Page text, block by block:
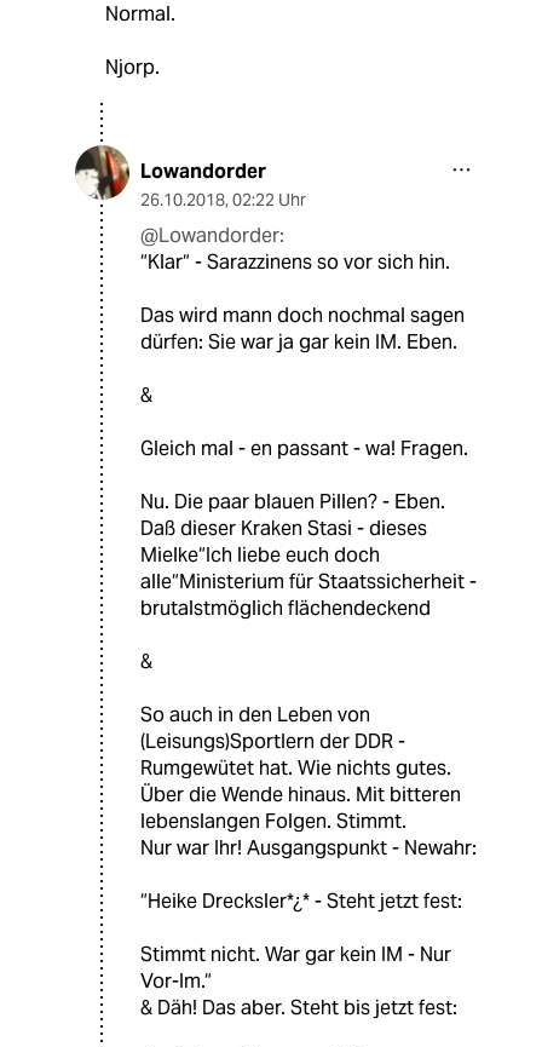
Normal.
Njorp.
Lowandorder
26.10.2018, 02:22 Uhr
@Lowandorder:
“Klar“ - Sarazzinens so vor sich hin.
Das wird mann doch nochmal sagen
dürfen: Sie war ja gar kein IM. Eben.
&
Gleich mal - en passant - wa! Fragen.
Nu. Die paar blauen Pillen? - Eben.
Daß dieser Kraken Stasi - dieses
Mielke“Ich liebe euch doch
alle“Ministerium für Staatssicherheit -
brutalstmöglich flächendeckend
&
So auch in den Leben von
(Leisungs)Sportlern der DDR -
Rumgewütet hat. Wie nichts gutes.
Über die Wende hinaus. Mit bitteren
lebenslangen Folgen. Stimmt.
Nur war Ihr! Ausgangspunkt - Newahr:
“Heike Drecksler*¿* - Steht jetzt fest:
Stimmt nicht. War gar kein IM - Nur
Vor-Im.“
& Däh! Das aber. Steht bis jetzt fest: